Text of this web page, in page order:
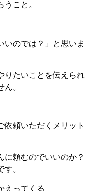
こと。
いのでは？」と思いま
りたいことを伝えられ
。
依頼いただくメリット
に頼むのでいいのか？
。
えってくる